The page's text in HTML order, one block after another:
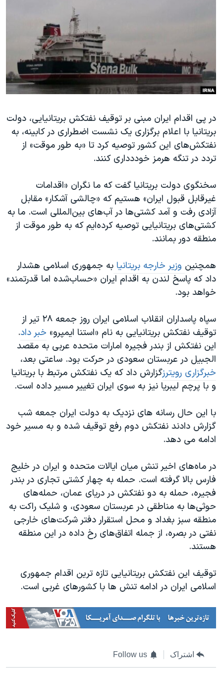
علم و فناوری
اسرائیل در جنگ
آرشیو پخش زنده
رمز مهسا
ورزش زنان در ایران
مجموعه مستندهای دادخواهی
تریبونال مردمی آبان ۹۸
دادگاه حمید نوری
قانون شفافیت دارائی کادر رهبری ایران
اعتراضات مردمی آبان ۹۸
اسرائیل در جنگ
نرگس محمدی برنده جایزه نوبل صلح
صفحه‌های ویژه
سفر پرزیدنت ترامپ به چین
زبانهای مختلف
در پی اقدام ایران مبنی بر توقیف نفتکش بریتانیایی، دولت
بریتانیا با اعلام برگزاری یک نشست اضطراری در کابینه، به
نفتکش‌های این کشور توصیه کرد تا «به طور موقت» از
تردد در تنگه هرمز خوددداری کنند.
سخنگوی دولت بریتانیا گفت که ما نگران «اقدامات
غیرقابل قبول ایران» هستیم که «چالشی آشکار» مقابل
آزادی رفت و آمد کشتی‌ها در آب‌های بین‌المللی است. ما به
کشتی‌های بریتانیایی توصیه کرده‌ایم که به طور موقت از
منطقه دور بمانند.
همچنین وزیر خارجه بریتانیا به جمهوری اسلامی هشدار
داد که پاسخ لندن به اقدام ایران «حساب‌شده اما قدرتمند»
خواهد بود.
سپاه پاسداران انقلاب اسلامی ایران روز جمعه ۲۸ تیر از
توقیف نفتکش بریتانیایی به نام «استنا ایمپرو» خبر داد.
این نفتکش از بندر فجیره امارات متحده عربی به مقصد
الجبیل در عربستان سعودی در حرکت بود. ساعتی بعد،
خبرگزاری رویترزگزارش داد که یک نفتکش مرتبط با بریتانیا
و با پرچم لیبریا نیز به سوی ایران تغییر مسیر داده است.
با این حال رسانه های نزدیک به دولت ایران جمعه شب
گزارش دادند نفتکش دوم رفع توقیف شده و به مسیر خود
ادامه می دهد.
در ماه‌های اخیر تنش میان ایالات متحده و ایران در خلیج
فارس بالا گرفته است. حمله به چهار کشتی تجاری در بندر
فجیره، حمله به دو نفتکش در دریای عمان، حمله‌های
حوثی‌ها به مناطقی در عربستان سعودی، و شلیک راکت به
منطقه سبز بغداد و محل استقرار دفتر شرکت‌های خارجی
نفتی در بصره، از جمله اتفاق‌های رخ داده در این منطقه
هستند.
توقیف این نفتکش بریتانیایی تازه ترین اقدام جمهوری
اسلامی ایران در ادامه تنش ها با کشورهای غربی است.
اشتراک Follow us